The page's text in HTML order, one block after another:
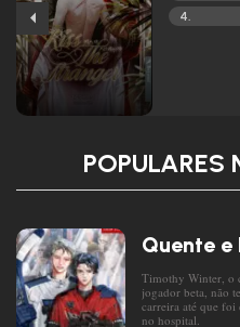
4.
POPULARES
Quente e
Timothy Winter, o
jogador beta, não
carreira até que foi
no hospital.